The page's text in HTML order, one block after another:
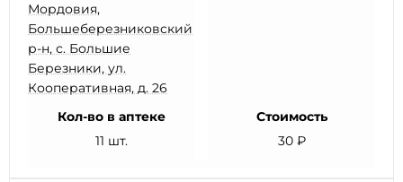
Мордовия,
Большеберезниковский
р-н, с. Большие
Березники, ул.
Кооперативная, д. 26
Кол-во в аптеке
11 шт.
Стоимость
30 ₽